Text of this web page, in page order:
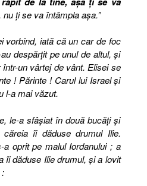
ţi se va întâmpla aşa.”
vorbind, iată că un car de foc
despărţit pe unul de altul, şi
un vârtej de vânt. Elisei se
! Părinte ! Carul lui Israel şi
l-a mai văzut.
le-a sfâşiat în două bucăţi şi
îi dăduse drumul Ilie.
oprit pe malul Iordanului ; a
îi dăduse Ilie drumul, şi a lovit